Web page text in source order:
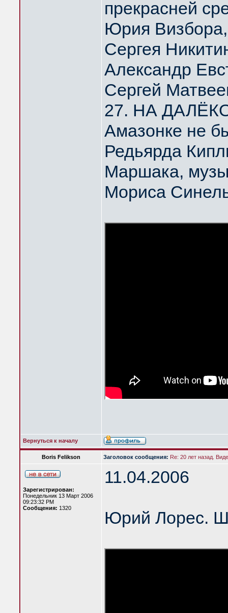
прекрасней
Юрия Визбора,
Сергея
Александр
Сергей
27. НА
Амазонке не
Редьярда
Маршака,
Мориса
Вернуться к началу
Boris Felikson Заголовок сообщения: Re: 20 лет назад.
Зарегистрирован:
Понедельник 13 Март 2006
09:23:32 PM
Сообщения: 1320
11.04.2006
Юрий Лорес.